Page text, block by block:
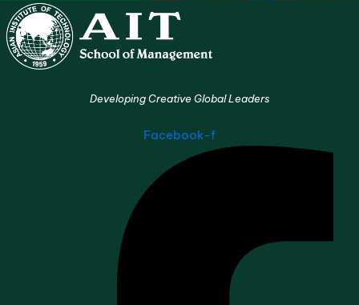
Developing Creative Global Leaders
Facebook-f